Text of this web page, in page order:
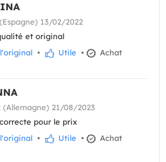
13/02/2022
et original
• Utile •
Achat
(Allemagne) 21/08/2023
pour le prix
• Utile •
Achat